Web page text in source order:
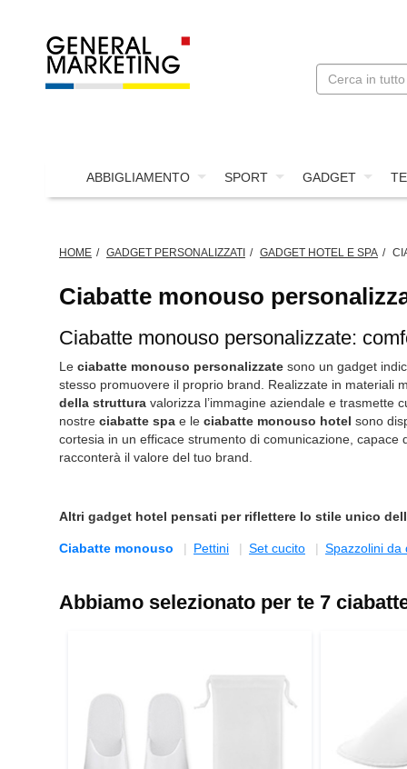
ABBIGLIAMENTO SPORT GADGET
HOME GADGET PERSONALIZZATI GADGET HOTEL E SPA
Ciabatte monouso
Ciabatte monouso personalizzate:
Le ciabatte monouso personalizzate sono un gadget
stesso promuovere il proprio brand. Realizzate in materiali
della struttura valorizza l’immagine aziendale e trasmette
nostre ciabatte spa e le ciabatte monouso hotel sono
cortesia in un efficace strumento di comunicazione,
racconterà il valore del tuo brand.
Altri gadget hotel pensati per riflettere lo stile unico
Ciabatte monouso Pettini Set cucito Spazzolini da
Abbiamo selezionato per te 7